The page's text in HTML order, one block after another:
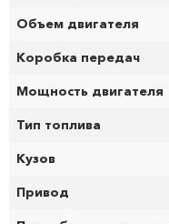
Объем двигателя
Коробка передач
Мощность двигателя
Тип топлива
Кузов
Привод